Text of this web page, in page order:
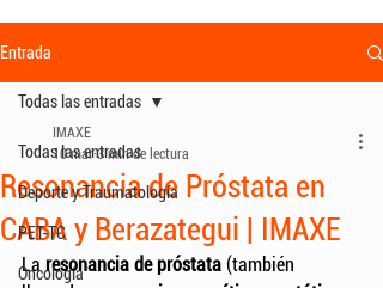
Entrada
Todas las entradas
Deporte y Traumatología
PET-TC
Oncología
Todas las entradas
Resonancia de Próstata en
CABA y Berazategui | IMAXE
IMAXE
10 mar 3 min de lectura
La resonancia de próstata (también